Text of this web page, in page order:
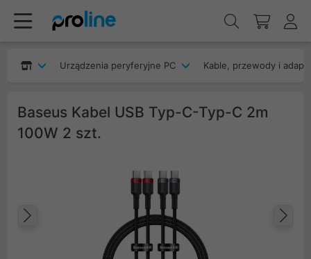
Urządzenia peryferyjne PC Kable, przewody i
Baseus Kabel USB Typ-C-Typ-C 2m
100W 2 szt.
Poprzedni